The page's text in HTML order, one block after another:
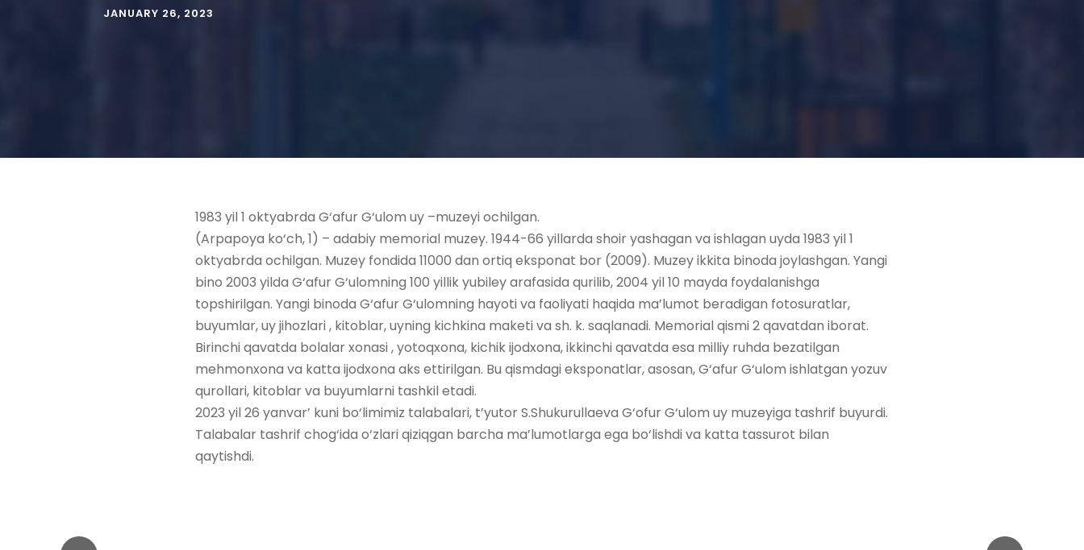
JANUARY 26, 2023
1983 yil 1 oktyabrda G‘afur G‘ulom uy –muzeyi ochilgan.
(Arpapoya ko‘ch, 1) – adabiy memorial muzey. 1944-66 yillarda shoir yashagan va ishlagan uyda 1983 yil 1
oktyabrda ochilgan. Muzey fondida 11000 dan ortiq eksponat bor (2009). Muzey ikkita binoda joylashgan. Yangi
bino 2003 yilda G‘afur G‘ulomning 100 yillik yubiley arafasida qurilib, 2004 yil 10 mayda foydalanishga
topshirilgan. Yangi binoda G‘afur G‘ulomning hayoti va faoliyati haqida ma’lumot beradigan fotosuratlar,
buyumlar, uy jihozlari , kitoblar, uyning kichkina maketi va sh. k. saqlanadi. Memorial qismi 2 qavatdan iborat.
Birinchi qavatda bolalar xonasi , yotoqxona, kichik ijodxona, ikkinchi qavatda esa milliy ruhda bezatilgan
mehmonxona va katta ijodxona aks ettirilgan. Bu qismdagi eksponatlar, asosan, G‘afur G‘ulom ishlatgan yozuv
qurollari, kitoblar va buyumlarni tashkil etadi.
2023 yil 26 yanvar’ kuni bo‘limimiz talabalari, t’yutor S.Shukurullaeva G‘ofur G‘ulom uy muzeyiga tashrif buyurdi.
Talabalar tashrif chog‘ida o‘zlari qiziqgan barcha ma’lumotlarga ega bo‘lishdi va katta tassurot bilan
qaytishdi.